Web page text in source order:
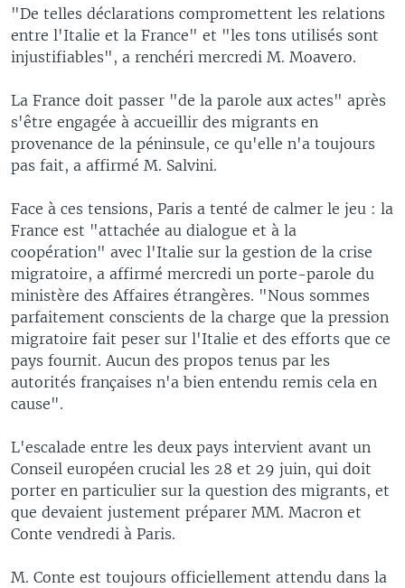
"De telles déclarations compromettent les relations
entre l'Italie et la France" et "les tons utilisés sont
injustifiables", a renchéri mercredi M. Moavero.
La France doit passer "de la parole aux actes" après
s'être engagée à accueillir des migrants en
provenance de la péninsule, ce qu'elle n'a toujours
pas fait, a affirmé M. Salvini.
Face à ces tensions, Paris a tenté de calmer le jeu : la
France est "attachée au dialogue et à la
coopération" avec l'Italie sur la gestion de la crise
migratoire, a affirmé mercredi un porte-parole du
ministère des Affaires étrangères. "Nous sommes
parfaitement conscients de la charge que la pression
migratoire fait peser sur l'Italie et des efforts que ce
pays fournit. Aucun des propos tenus par les
autorités françaises n'a bien entendu remis cela en
cause".
L'escalade entre les deux pays intervient avant un
Conseil européen crucial les 28 et 29 juin, qui doit
porter en particulier sur la question des migrants, et
que devaient justement préparer MM. Macron et
Conte vendredi à Paris.
M. Conte est toujours officiellement attendu dans la